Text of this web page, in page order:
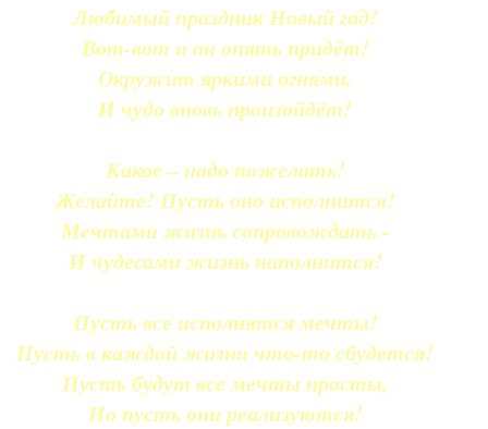
Любимый праздник Новый год!
Вот-вот и он опять придёт!
Окружит яркими огнями,
И чудо вновь произойдёт!
Какое – надо пожелать!
Желайте! Пусть оно исполнится!
Мечтами жизнь сопровождать -
И чудесами жизнь наполнится!
Пусть все исполнятся мечты!
Пусть в каждой жизни что-то сбудется!
Пусть будут все мечты просты,
Но пусть они реализуются!